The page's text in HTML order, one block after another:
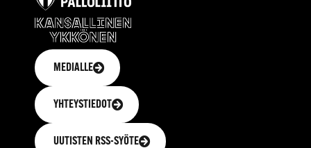
MEDIALLE
YHTEYSTIEDOT
UUTISTEN RSS-SYÖTE